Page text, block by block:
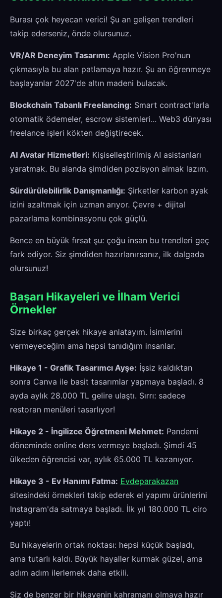
Burası çok heyecan verici! Şu an gelişen trendleri
takip ederseniz, önde olursunuz.
VR/AR Deneyim Tasarımı: Apple Vision Pro'nun
çıkmasıyla bu alan patlamaya hazır. Şu an öğrenmeye
başlayanlar 2027'de altın madeni bulacak.
Blockchain Tabanlı Freelancing: Smart contract'larla
otomatik ödemeler, escrow sistemleri... Web3 dünyası
freelance işleri kökten değiştirecek.
AI Avatar Hizmetleri: Kişiselleştirilmiş AI asistanları
yaratmak. Bu alanda şimdiden pozisyon almak lazım.
Sürdürülebilirlik Danışmanlığı: Şirketler karbon ayak
izini azaltmak için uzman arıyor. Çevre + dijital
pazarlama kombinasyonu çok güçlü.
Bence en büyük fırsat şu: çoğu insan bu trendleri geç
fark ediyor. Siz şimdiden hazırlanırsanız, ilk dalgada
olursunuz!
Başarı Hikayeleri ve İlham Verici
Örnekler
Size birkaç gerçek hikaye anlatayım. İsimlerini
vermeyeceğim ama hepsi tanıdığım insanlar.
Hikaye 1 - Grafik Tasarımcı Ayşe: İşsiz kaldıktan
sonra Canva ile basit tasarımlar yapmaya başladı. 8
ayda aylık 28.000 TL gelire ulaştı. Sırrı: sadece
restoran menüleri tasarlıyor!
Hikaye 2 - İngilizce Öğretmeni Mehmet: Pandemi
döneminde online ders vermeye başladı. Şimdi 45
ülkeden öğrencisi var, aylık 65.000 TL kazanıyor.
Hikaye 3 - Ev Hanımı Fatma: Evdeparakazan
sitesindeki örnekleri takip ederek el yapımı ürünlerini
Instagram'da satmaya başladı. İlk yıl 180.000 TL ciro
yaptı!
Bu hikayelerin ortak noktası: hepsi küçük başladı,
ama tutarlı kaldı. Büyük hayaller kurmak güzel, ama
adım adım ilerlemek daha etkili.
Siz de benzer bir hikayenin kahramanı olmaya hazır